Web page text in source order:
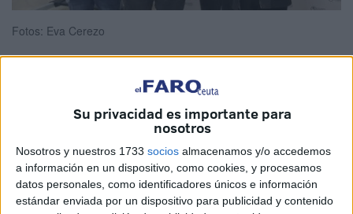
Su privacidad es importante para
nosotros
Nosotros y nuestros 1733 socios almacenamos y/o accedemos
a información en un dispositivo, como cookies, y procesamos
datos personales, como identificadores únicos e información
estándar enviada por un dispositivo para publicidad y contenido
Fotos: Eva Cerezo
Esta tarde ha tenido lugar la entrega de losXXXI Premios
organizados por laCasa de la Juventud
de Ceuta. Los nombres ganadores ya se conocían, pero
hoy ha sido el momento de recoger eseesperado
reconocimiento .